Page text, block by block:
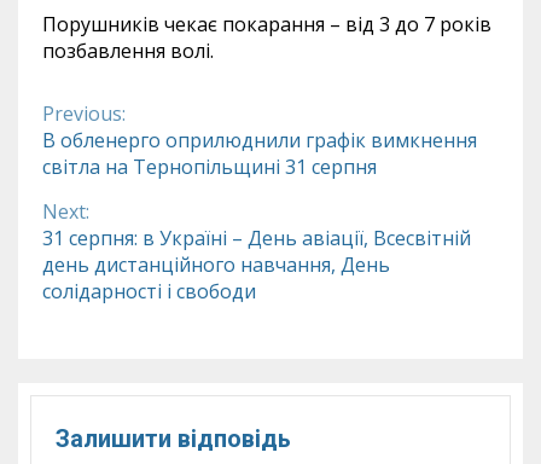
Порушників чекає покарання – від 3 до 7 років
позбавлення волі.
Continue
Reading
Previous:
В обленерго оприлюднили графік вимкнення
світла на Тернопільщині 31 серпня
Next:
31 серпня: в Україні – День авіації, Всесвітній
день дистанційного навчання, День
солідарності і свободи
Залишити відповідь